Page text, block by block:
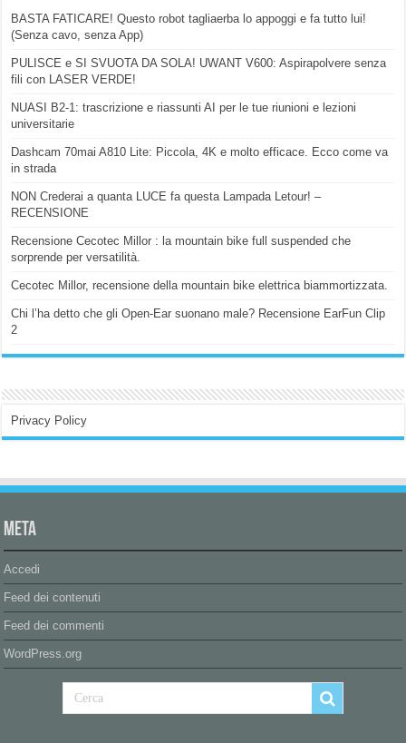
BASTA FATICARE! Questo robot tagliaerba lo appoggi e fa tutto lui!
(Senza cavo, senza App)
PULISCE e SI SVUOTA DA SOLA! UWANT V600: Aspirapolvere senza
fili con LASER VERDE!
NUASI B2-1: trascrizione e riassunti AI per le tue riunioni e lezioni
universitarie
Dashcam 70mai A810 Lite: Piccola, 4K e molto efficace. Ecco come va
in strada
NON Crederai a quanta LUCE fa questa Lampada Letour! –
RECENSIONE
Recensione Cecotec Millor : la mountain bike full suspended che
sorprende per versatilità.
Cecotec Millor, recensione della mountain bike elettrica biammortizzata.
Chi l’ha detto che gli Open-Ear suonano male? Recensione EarFun Clip
2
Privacy Policy
Meta
Accedi
Feed dei contenuti
Feed dei commenti
WordPress.org